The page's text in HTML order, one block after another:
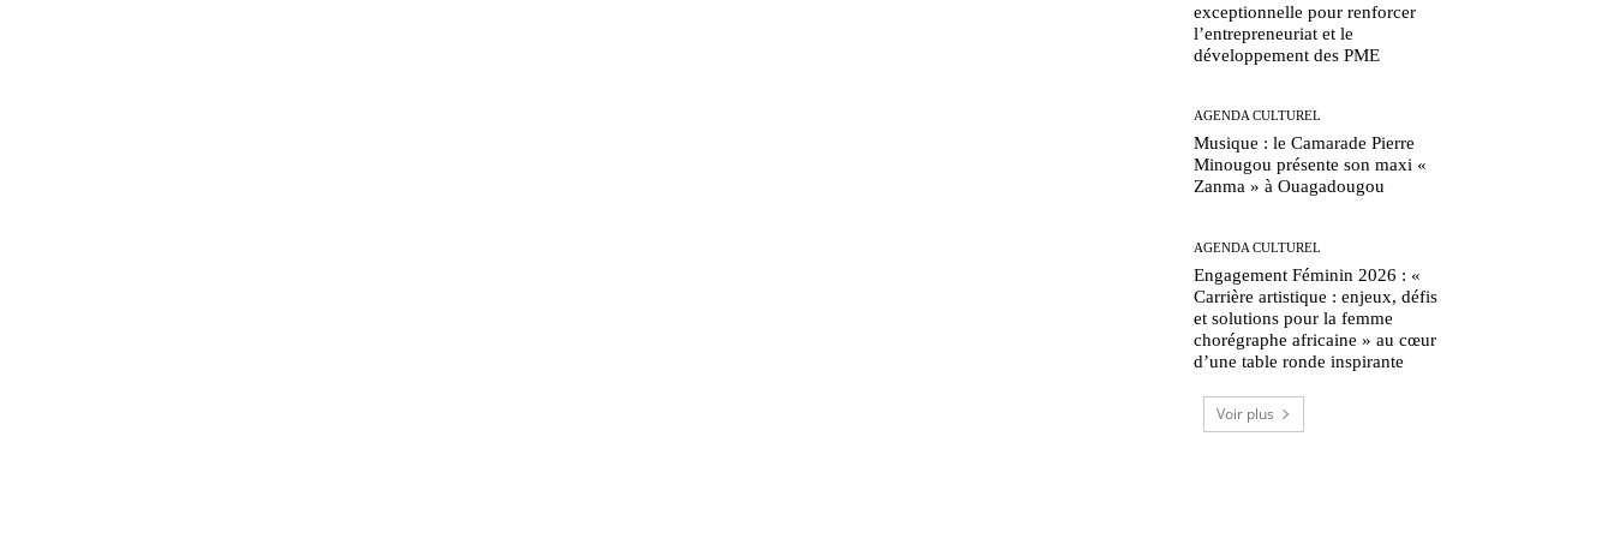
exceptionnelle pour renforcer
l’entrepreneuriat et le
développement des PME
AGENDA CULTUREL
Musique : le Camarade Pierre
Minougou présente son maxi «
Zanma » à Ouagadougou
AGENDA CULTUREL
Engagement Féminin 2026 : «
Carrière artistique : enjeux, défis
et solutions pour la femme
chorégraphe africaine » au cœur
d’une table ronde inspirante
Voir plus